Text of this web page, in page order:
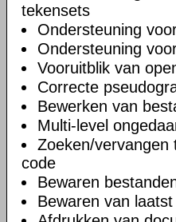
tekensets
Ondersteuning
Ondersteuning
Vooruitblik van
Correcte
Bewerken van
Multi-level
Zoeken/vervangen
code
Bewaren
Bewaren van